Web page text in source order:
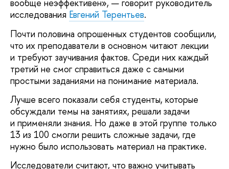
вообще неэффективен», — говорит руководитель
исследования Евгений Терентьев.
Почти половина опрошенных студентов сообщили,
что их преподаватели в основном читают лекции
и требуют заучивания фактов. Среди них каждый
третий не смог справиться даже с самыми
простыми заданиями на понимание материала.
Лучше всего показали себя студенты, которые
обсуждали темы на занятиях, решали задачи
и применяли знания. Но даже в этой группе только
13 из 100 смогли решить сложные задачи, где
нужно было использовать материал на практике.
Исследователи считают, что важно учитывать